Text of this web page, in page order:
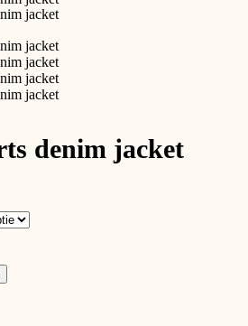
denim jacket